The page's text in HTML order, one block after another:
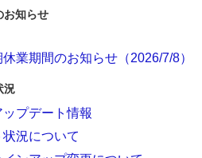
お知らせ
業期間のお知らせ（2026/7/8）
況
プデート情報
況について